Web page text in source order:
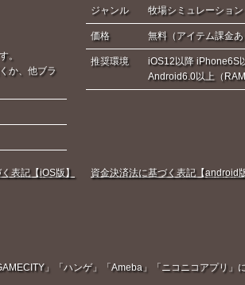
。
か、他ブラ
ジャンル 牧場シミュレーション
価格 無料（アイテム課金あ
推奨環境
iOS12以降 iPhone6S
Android6.0以上（RAM
表記【iOS版】 資金決済法に基づく表記【android
」「ハンゲ」「Ameba」「ニコニコアプリ」